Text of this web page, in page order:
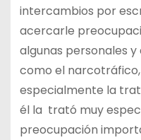
intercambios por
acercarle
algunas personales
como el
especialmente la
él la trató muy
preocupación